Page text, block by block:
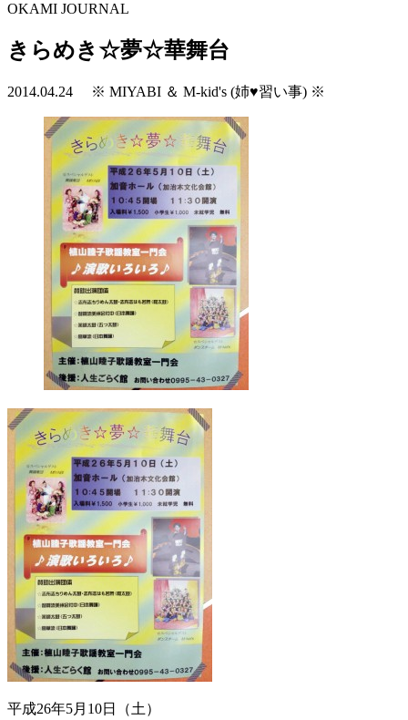
OKAMI JOURNAL
きらめき☆夢☆華舞台
2014.04.24 ※ MIYABI ＆ M-kid's (姉♥習い事) ※
平成26年5月10日（土）